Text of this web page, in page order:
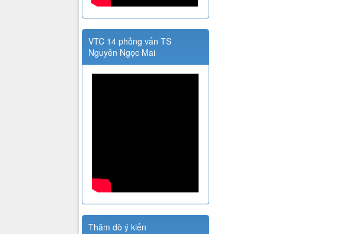
VTC 14 phỏng vấn TS
Nguyễn Ngọc Mai
Thăm dò ý kiến